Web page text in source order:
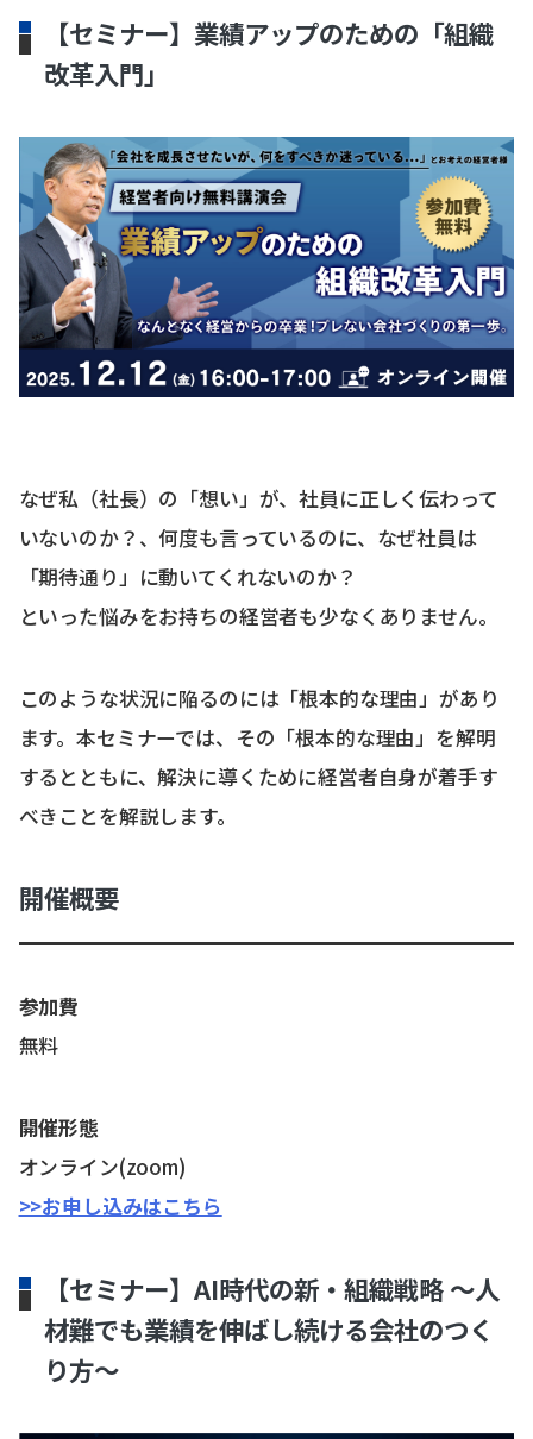
【セミナー】業績アップのための「組織
改革入門」
なぜ私（社長）の「想い」が、社員に正しく伝わって
いないのか？、何度も言っているのに、なぜ社員は
「期待通り」に動いてくれないのか？
といった悩みをお持ちの経営者も少なくありません。
このような状況に陥るのには「根本的な理由」があり
ます。本セミナーでは、その「根本的な理由」を解明
するとともに、解決に導くために経営者自身が着手す
べきことを解説します。
開催概要
参加費
無料
開催形態
オンライン(zoom)
>>お申し込みはこちら
【セミナー】AI時代の新・組織戦略 〜人
材難でも業績を伸ばし続ける会社のつく
り方〜